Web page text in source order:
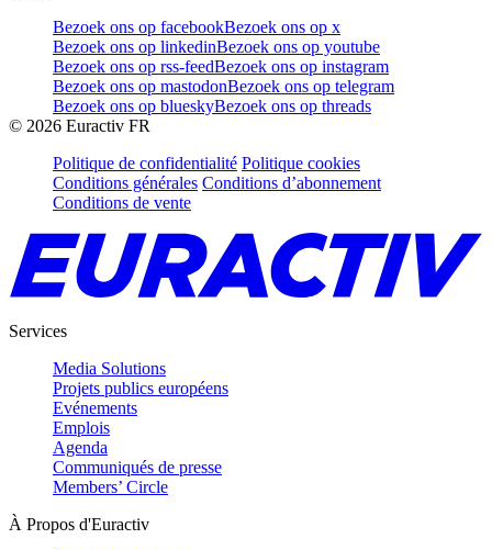
Bezoek ons op facebookBezoek ons op x
Bezoek ons op linkedinBezoek ons op youtube
Bezoek ons op rss-feedBezoek ons op instagram
Bezoek ons op mastodonBezoek ons op telegram
Bezoek ons op blueskyBezoek ons op threads
© 2026 Euractiv FR
Politique de confidentialité Politique cookies
Conditions générales Conditions d’abonnement
Conditions de vente
Services
Media Solutions
Projets publics européens
Evénements
Emplois
Agenda
Communiqués de presse
Members’ Circle
À Propos d'Euractiv